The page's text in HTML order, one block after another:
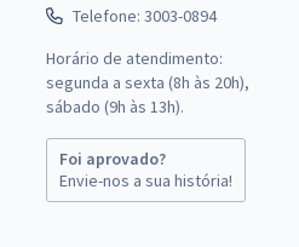
Telefone: 3003-0894
Horário de atendimento:
segunda a sexta (8h às 20h),
sábado (9h às 13h).
Foi aprovado?
Envie-nos a sua história!